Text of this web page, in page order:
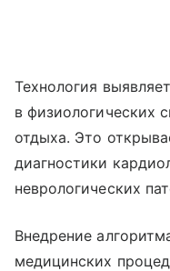
Технология
в физиологических
отдыха. Это
диагностики
неврологических
Внедрение
медицинских